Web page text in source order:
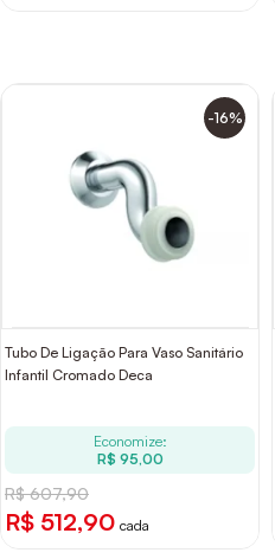
-16%
Tubo De Ligação Para Vaso Sanitário
Infantil Cromado Deca
Economize:
R$ 95,00
R$ 607,90
R$ 512,90 cada